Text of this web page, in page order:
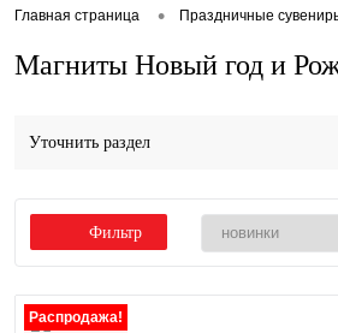
Главная страница • Праздничные
Магниты Новый год и
Уточнить раздел
Фильтр
Распродажа!